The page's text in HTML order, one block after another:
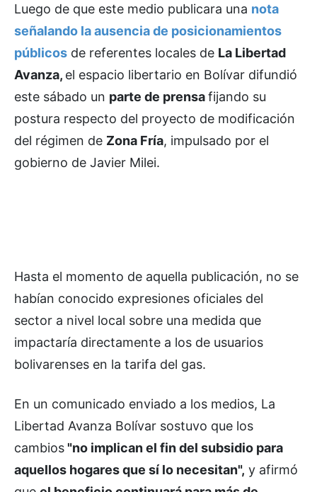
Luego de que este medio publicara una nota
señalando la ausencia de posicionamientos
públicos de referentes locales de La Libertad
Avanza, el espacio libertario en Bolívar difundió
este sábado un parte de prensafijando su
postura respecto del proyecto de modificación
del régimen de Zona Fría, impulsado por el
gobierno de Javier Milei.
Hasta el momento de aquella publicación, no se
habían conocido expresiones oficiales del
sector a nivel local sobre una medida que
impactaría directamente a los de usuarios
bolivarenses en la tarifa del gas.
En un comunicado enviado a los medios, La
Libertad Avanza Bolívar sostuvo que los
cambios"no implican el fin del subsidio para
aquellos hogares que sí lo necesitan", y afirmó